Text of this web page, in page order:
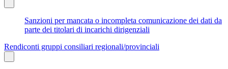
Sanzioni per mancata o incompleta comunicazione dei dati da
parte dei titolari di incarichi dirigenziali
Rendiconti gruppi consiliari regionali/provinciali